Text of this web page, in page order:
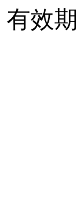
效期